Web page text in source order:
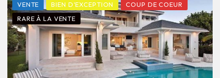
VENTE BIEN D'EXCEPTION
COUP DE COEUR
RARE À LA VENTE